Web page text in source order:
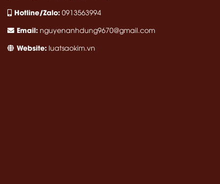
Hotline/Zalo: 0913563994
Email: nguyenanhdung9670@gmail.com
Website: luatsaokim.vn